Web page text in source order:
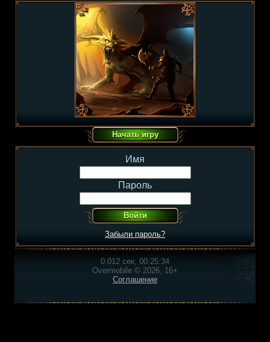
Имя
Пароль
Забыли пароль?
0.012 сек, 00:25:34
Overmobile © 2026, 16+
Соглашение